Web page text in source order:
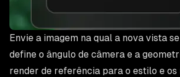
Envie a imagem na qual a nova vista
define o ângulo de câmera e a
render de referência para o estilo e os